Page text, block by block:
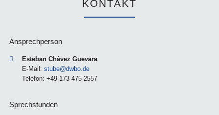
KONTAKT
Ansprechperson
Esteban Chávez Guevara
E-Mail: stube@dwbo.de
Telefon: +49 173 475 2557
Sprechstunden